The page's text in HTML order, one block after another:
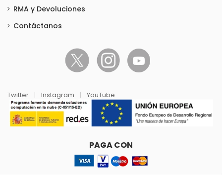
RMA y Devoluciones
Contáctanos
Twitter Instagram YouTube
PAGA CON